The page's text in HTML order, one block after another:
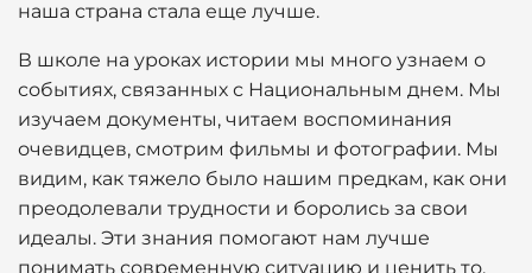
наша страна стала еще лучше.
В школе на уроках истории мы много узнаем о
событиях, связанных с Национальным днем. Мы
изучаем документы, читаем воспоминания
очевидцев, смотрим фильмы и фотографии. Мы
видим, как тяжело было нашим предкам, как они
преодолевали трудности и боролись за свои
идеалы. Эти знания помогают нам лучше
понимать современную ситуацию и ценить то,